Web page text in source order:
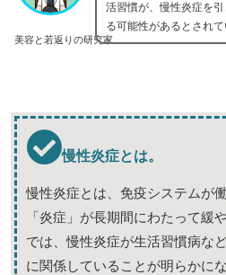
美容と若返りの研究家
活習慣が、慢性炎症を
る可能性があるとされて
慢性炎症とは。
慢性炎症とは、免疫システムが
「炎症」が長期間にわたって緩
では、慢性炎症が生活習慣病な
に関係していることが明らかに